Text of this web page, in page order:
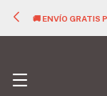
🚚 ENVÍO GRATIS